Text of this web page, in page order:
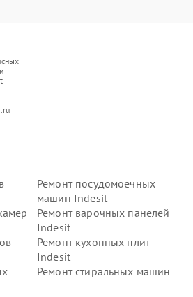
Ремонт посудомоечных
машин Indesit
Ремонт варочных панелей
Indesit
Ремонт кухонных плит
Indesit
Ремонт стиральных машин